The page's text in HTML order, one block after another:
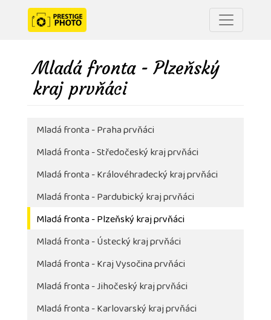
Mladá fronta - Plzeňský
kraj prvňáci
Mladá fronta - Praha prvňáci
Mladá fronta - Středočeský kraj prvňáci
Mladá fronta - Královéhradecký kraj prvňáci
Mladá fronta - Pardubický kraj prvňáci
Mladá fronta - Plzeňský kraj prvňáci
Mladá fronta - Ústecký kraj prvňáci
Mladá fronta - Kraj Vysočina prvňáci
Mladá fronta - Jihočeský kraj prvňáci
Mladá fronta - Karlovarský kraj prvňáci